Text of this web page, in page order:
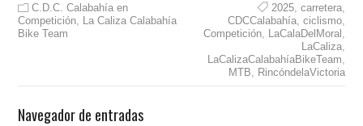
C.D.C. Calabahía en
Competición La Caliza Calabahía
Bike Team
2025, carretera,
CDCCalabahía, ciclismo,
Competición, LaCalaDelMoral
LaCaliza,
LaCalizaCalabahíaBikeTeam
MTB
RincóndelaVictoria
Navegador de entradas